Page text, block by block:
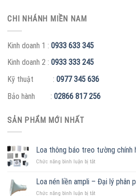
CHI NHÁNH MIỀN NAM
Kinh doanh 1 : 0933 633 345
Kinh doanh 2 : 0933 333 245
Kỹ thuật : 0977 345 636
Bảo hành : 02866 817 256
SẢN PHẨM MỚI NHẤT
Loa thông báo treo tường chính
Chức năng bình luận bị tắtở
thông
báo
treo
Loa nén liền ampli – Đại lý phân
Chức năng bình luận bị tắtở